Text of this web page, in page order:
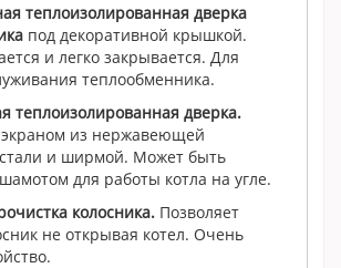
теплоизолированная дверка
под декоративной крышкой.
и легко закрывается. Для
теплообменника.
теплоизолированная дверка.
из нержавеющей
и ширмой. Может быть
для работы котла на угле.
колосника. Позволяет
не открывая котел. Очень